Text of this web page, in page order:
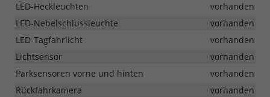
LED-Heckleuchten
vorhanden
LED-Nebelschlussleuchte
vorhanden
LED-Tagfahrlicht
vorhanden
Lichtsensor
vorhanden
Parksensoren vorne und hinten
vorhanden
Rückfahrkamera
vorhanden